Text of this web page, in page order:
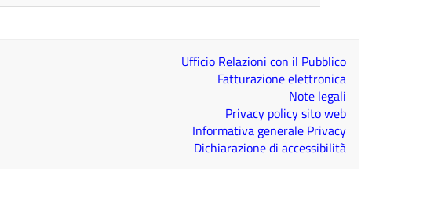
Ufficio Relazioni con il Pubblico
Fatturazione elettronica
Note legali
Privacy policy sito web
Informativa generale Privacy
Dichiarazione di accessibilità